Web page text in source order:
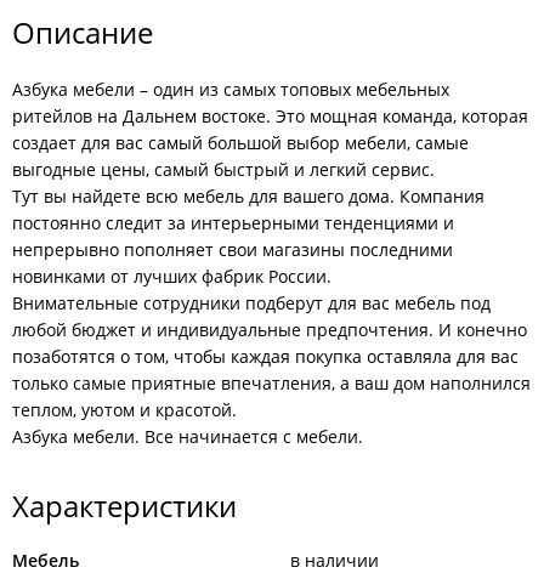
Описание
Азбука мебели – один из самых топовых мебельных
ритейлов на Дальнем востоке. Это мощная команда, которая
создает для вас самый большой выбор мебели, самые
выгодные цены, самый быстрый и легкий сервис.
Тут вы найдете всю мебель для вашего дома. Компания
постоянно следит за интерьерными тенденциями и
непрерывно пополняет свои магазины последними
новинками от лучших фабрик России.
Внимательные сотрудники подберут для вас мебель под
любой бюджет и индивидуальные предпочтения. И конечно
позаботятся о том, чтобы каждая покупка оставляла для вас
только самые приятные впечатления, а ваш дом наполнился
теплом, уютом и красотой.
Азбука мебели. Все начинается с мебели.
Характеристики
Мебель в наличии